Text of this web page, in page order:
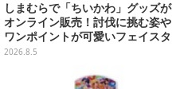
しまむらで「ちいかわ」グッズが
オンライン販売！討伐に挑む姿や
ワンポイントが可愛いフェイスタ
オル、バスマットなど全14種
2026.8.5